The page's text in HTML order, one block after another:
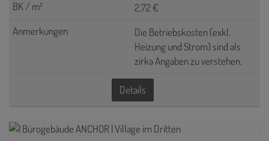
2,72 €
Die Betriebskosten (exkl.
Heizung und Strom) sind als
zirka Angaben zu verstehen.
Details